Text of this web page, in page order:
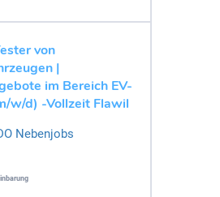
von
|
im Bereich EV-
w/d) -Vollzeit Flawil
Nebenjobs